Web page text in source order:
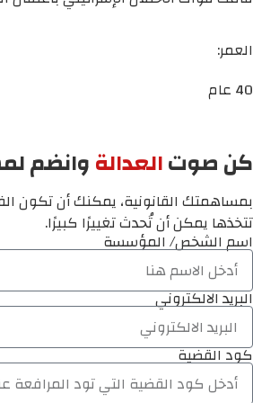
العمر:
40 عام
كن صوتالعدالةوانضم
بمساهمتك القانونية، يمكنك أن تكون
تتخذها يمكن أن تُحدث تغييرًا كبيرًا.
اسم الشخص/ المؤسسة
البريد الالكتروني
كود القضية